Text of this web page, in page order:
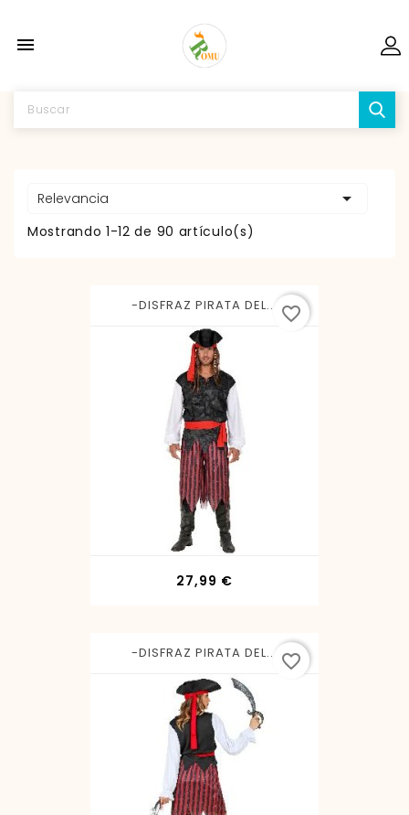

Relevancia 
Mostrando 1-12 de 90 artículo(s)
-DISFRAZ PIRATA DEL...
27,99 €Precio
favorite_border
-DISFRAZ PIRATA DEL... favorite_border